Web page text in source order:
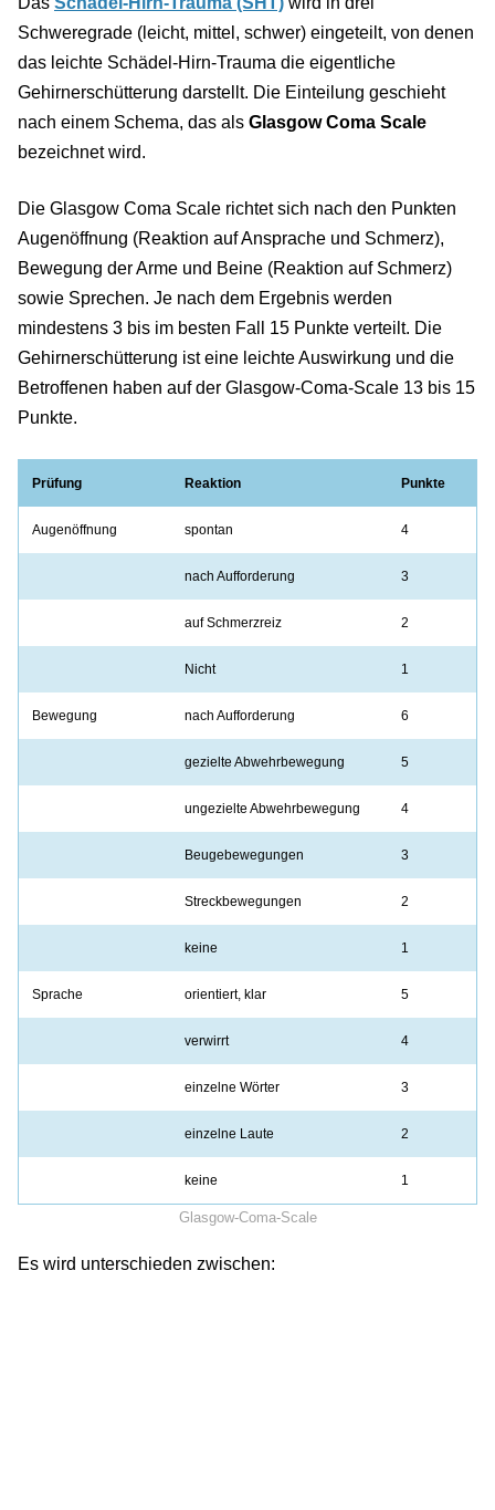
Schweregrade (leicht, mittel, schwer) eingeteilt, von denen
das leichte Schädel-Hirn-Trauma die eigentliche
Gehirnerschütterung darstellt. Die Einteilung geschieht
nach einem Schema, das als Glasgow Coma Scale
bezeichnet wird.
Die Glasgow Coma Scale richtet sich nach den Punkten
Augenöffnung (Reaktion auf Ansprache und Schmerz),
Bewegung der Arme und Beine (Reaktion auf Schmerz)
sowie Sprechen. Je nach dem Ergebnis werden
mindestens 3 bis im besten Fall 15 Punkte verteilt. Die
Gehirnerschütterung ist eine leichte Auswirkung und die
Betroffenen haben auf der Glasgow-Coma-Scale 13 bis 15
Punkte.
Glasgow-Coma-Scale
Prüfung Reaktion Punkte
Augenöffnung spontan 4
nach Aufforderung 3
auf Schmerzreiz 2
Nicht 1
Bewegung nach Aufforderung 6
gezielte Abwehrbewegung 5
ungezielte Abwehrbewegung 4
Beugebewegungen 3
Streckbewegungen 2
keine 1
Sprache orientiert, klar 5
verwirrt 4
einzelne Wörter 3
einzelne Laute 2
keine 1
Es wird unterschieden zwischen: